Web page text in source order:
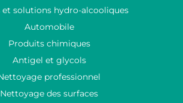
et solutions hydro-alcooliques
Automobile
Produits chimiques
Antigel et glycols
professionnel
Nettoyage des surfaces